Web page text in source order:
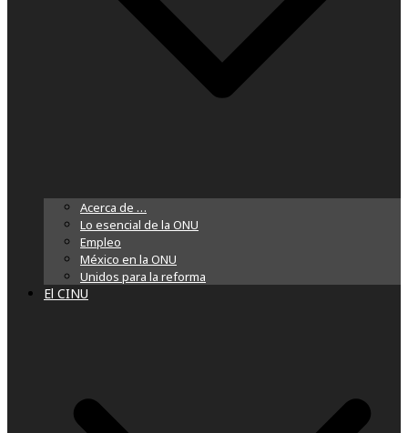
Acerca de …
Lo esencial de la ONU
Empleo
México en la ONU
Unidos para la reforma
El CINU